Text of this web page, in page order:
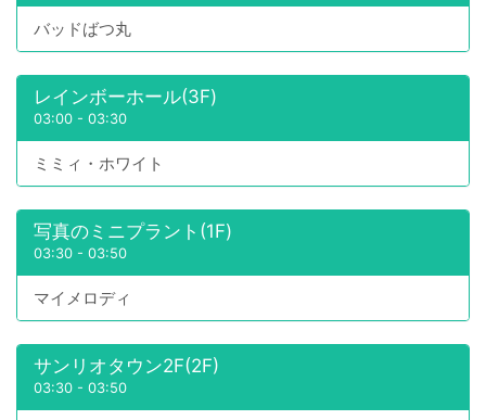
バッドばつ丸
レインボーホール(3F)
03:00 - 03:30
ミミィ・ホワイト
写真のミニプラント(1F)
03:30 - 03:50
マイメロディ
サンリオタウン2F(2F)
03:30 - 03:50